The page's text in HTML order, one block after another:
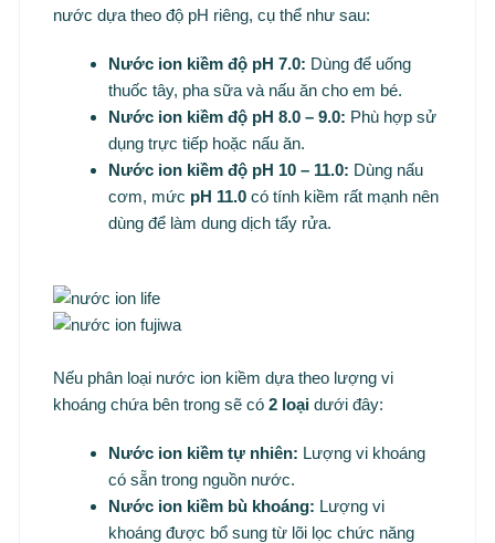
nước dựa theo độ pH riêng, cụ thể như sau:
Nước ion kiềm độ pH 7.0: Dùng để uống
thuốc tây, pha sữa và nấu ăn cho em bé.
Nước ion kiềm độ pH 8.0 – 9.0: Phù hợp sử
dụng trực tiếp hoặc nấu ăn.
Nước ion kiềm độ pH 10 – 11.0: Dùng nấu
cơm, mức pH 11.0 có tính kiềm rất mạnh nên
dùng để làm dung dịch tẩy rửa.
Nếu phân loại nước ion kiềm dựa theo lượng vi
khoáng chứa bên trong sẽ có2 loại dưới đây:
Nước ion kiềm tự nhiên: Lượng vi khoáng
có sẵn trong nguồn nước.
Nước ion kiềm bù khoáng: Lượng vi
khoáng được bổ sung từ lõi lọc chức năng